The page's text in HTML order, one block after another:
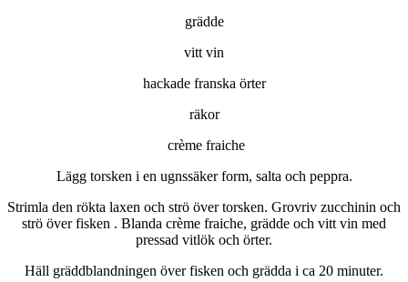
grädde
vitt vin
hackade franska örter
räkor
crème fraiche
Lägg torsken i en ugnssäker form, salta och peppra.
Strimla den rökta laxen och strö över torsken. Grovriv zucchinin och
strö över fisken . Blanda crème fraiche, grädde och vitt vin med
pressad vitlök och örter.
Häll gräddblandningen över fisken och grädda i ca 20 minuter.